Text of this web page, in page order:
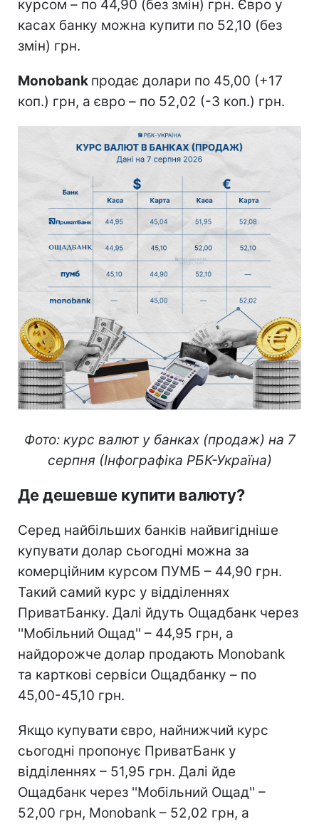
курсом – по 44,90 (без змін) грн. Євро у
касах банку можна купити по 52,10 (без
змін) грн.
Monobank продає долари по 45,00 (+17
коп.) грн, а євро – по 52,02 (-3 коп.) грн.
Фото: курс валют у банках (продаж) на 7
серпня (Інфографіка РБК-Україна)
Де дешевше купити валюту?
Серед найбільших банків найвигідніше
купувати долар сьогодні можна за
комерційним курсом ПУМБ – 44,90 грн.
Такий самий курс у відділеннях
ПриватБанку. Далі йдуть Ощадбанк через
''Мобільний Ощад'' – 44,95 грн, а
найдорожче долар продають Monobank
та карткові сервіси Ощадбанку – по
45,00-45,10 грн.
Якщо купувати євро, найнижчий курс
сьогодні пропонує ПриватБанк у
відділеннях – 51,95 грн. Далі йде
Ощадбанк через ''Мобільний Ощад'' –
52,00 грн, Monobank – 52,02 грн, а